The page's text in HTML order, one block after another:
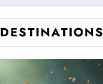
DESTINATIONS